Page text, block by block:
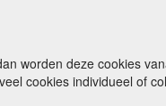
worden deze cookies
cookies individueel of